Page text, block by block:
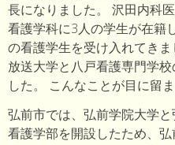
長になりました。 沢田内科
看護学科に3人の学生が在籍
の看護学生を受け入れてき
放送大学と八戸看護専門学
した。 こんなことが目に留
弘前市では、弘前学院大学
看護学部を開設したため、